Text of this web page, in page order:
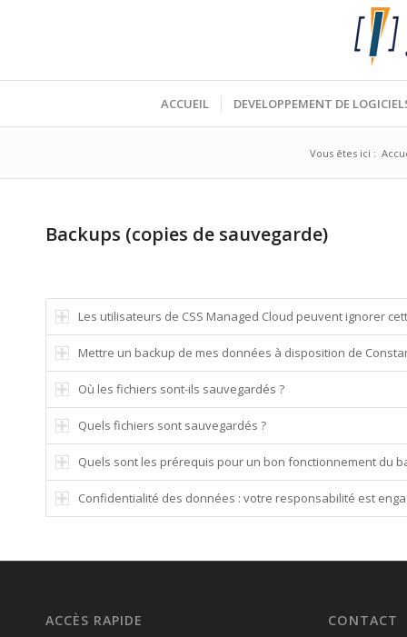
ACCUEIL DEVELOPPEMENT DE
Vous êtes ici :
Backups (copies de sauvegarde)
Les utilisateurs de CSS Managed Cloud peuvent ignorer
Mettre un backup de mes données à disposition de
Où les fichiers sont-ils sauvegardés ?
Quels fichiers sont sauvegardés ?
Quels sont les prérequis pour un bon fonctionnement du
Confidentialité des données : votre responsabilité est
ACCÈS RAPIDE CONTACT